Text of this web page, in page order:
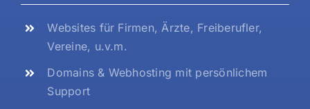
Websites für Firmen, Ärzte, Freiberufler,
Vereine, u.v.m.
Domains & Webhosting mit persönlichem
Support